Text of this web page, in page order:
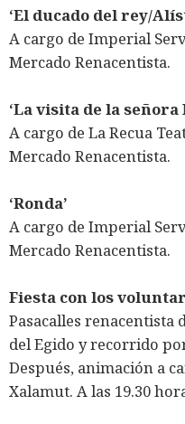
‘El ducado del rey/
A cargo de Imperial
Mercado Renacentista.
‘La visita de la señora
A cargo de La Recua
Mercado Renacentista.
‘Ronda’
A cargo de Imperial
Mercado Renacentista.
Fiesta con los
Pasacalles renacentista
del Egido y recorrido
Después, animación a
Xalamut. A las 19.30